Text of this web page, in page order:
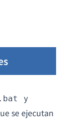
.bat y
se ejecutan